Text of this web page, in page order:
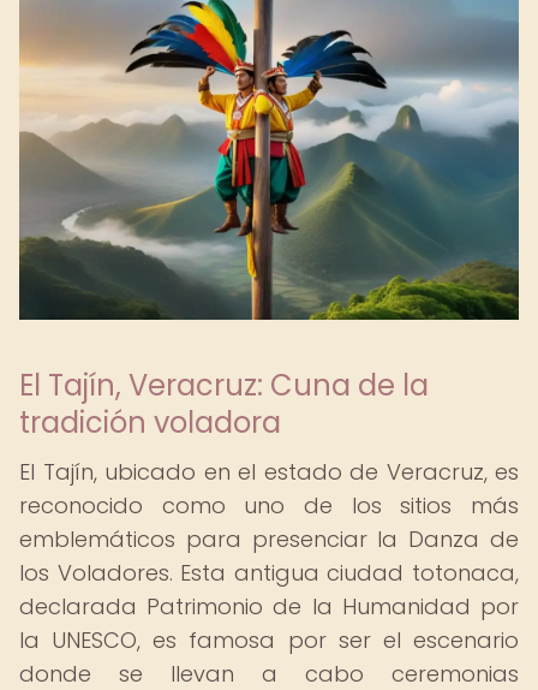
El Tajín, Veracruz: Cuna de la
tradición voladora
El Tajín, ubicado en el estado de Veracruz, es
reconocido como uno de los sitios más
emblemáticos para presenciar la Danza de
los Voladores. Esta antigua ciudad totonaca,
declarada Patrimonio de la Humanidad por
la UNESCO, es famosa por ser el escenario
donde se llevan a cabo ceremonias